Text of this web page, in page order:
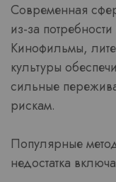
Современная
из-за
Кинофильмы,
культуры
сильные
рискам.
Популярные
недостатка